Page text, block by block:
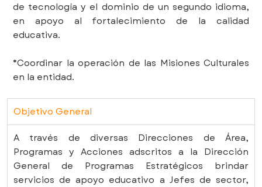
de tecnología y el dominio de un segundo idioma,
en apoyo al fortalecimiento de la calidad
educativa.
*Coordinar la operación de las Misiones Culturales
en la entidad.
Objetivo General
A través de diversas Direcciones de Área,
Programas y Acciones adscritos a la Dirección
General de Programas Estratégicos brindar
servicios de apoyo educativo a Jefes de sector,